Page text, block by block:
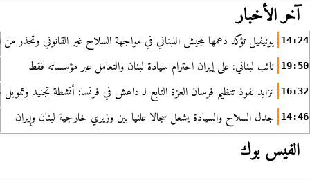
آخر الأخبار
14:24 يونيفيل تؤكد دعمها للجيش اللبناني في مواجهة السلاح غير القانوني وتحذر من
19:50 نائب لبناني: على إيران احترام سيادة لبنان والتعامل عبر مؤسساته فقط
16:32 تزايد نفوذ تنظيم فرسان العزة التابع لـ داعش في فرنسا: أنشطة تجنيد
14:46 جدل السلاح والسيادة يشعل سجالا علنيا بين وزيري خارجية لبنان وإيران
الفيس بوك